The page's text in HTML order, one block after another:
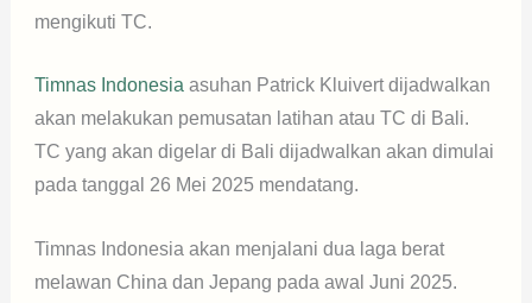
mengikuti TC.
Timnas Indonesia asuhan Patrick Kluivert dijadwalkan
akan melakukan pemusatan latihan atau TC di Bali.
TC yang akan digelar di Bali dijadwalkan akan dimulai
pada tanggal 26 Mei 2025 mendatang.
Timnas Indonesia akan menjalani dua laga berat
melawan China dan Jepang pada awal Juni 2025.